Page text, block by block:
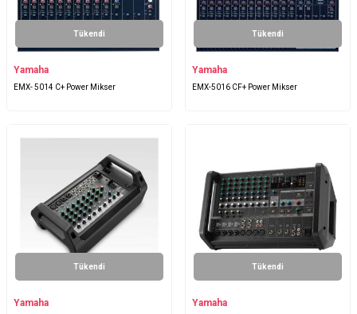
Tükendi
Yamaha
EMX- 5014 C+ Power Mikser
Tükendi
Yamaha
EMX-5016 CF+ Power Mikser
Tükendi
Yamaha
Tükendi
Yamaha